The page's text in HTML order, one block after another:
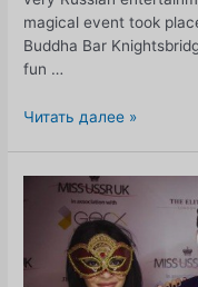
magical event took
Buddha Bar
fun …
MISS
Christmas
будда-
Читать далее »